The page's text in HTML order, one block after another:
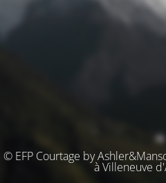
© EFP Courtage by
à Villeneuve